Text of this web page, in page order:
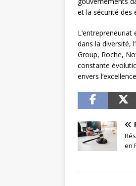
et la sécurité des
L’entrepreneuriat
dans la diversité,
Group, Roche,
constante
envers
en